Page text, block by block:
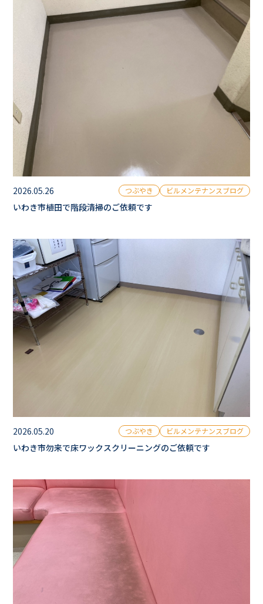
2026.05.26 つぶやき ビルメンテナンスブログ
いわき市植田で階段清掃のご依頼です
2026.05.20 つぶやき ビルメンテナンスブログ
いわき市勿来で床ワックスクリーニングのご依頼です